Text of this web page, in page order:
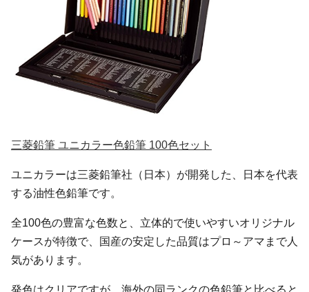
三菱鉛筆 ユニカラー色鉛筆 100色セット
ユニカラーは三菱鉛筆社（日本）が開発した、日本を代表
する油性色鉛筆です。
全100色の豊富な色数と、立体的で使いやすいオリジナル
ケースが特徴で、国産の安定した品質はプロ～アマまで人
気があります。
発色はクリアですが、海外の同ランクの色鉛筆と比べると